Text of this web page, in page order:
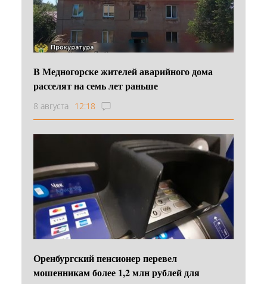
В Медногорске жителей аварийного дома
расселят на семь лет раньше
8 августа 12:18
Оренбургский пенсионер перевел
мошенникам более 1,2 млн рублей для